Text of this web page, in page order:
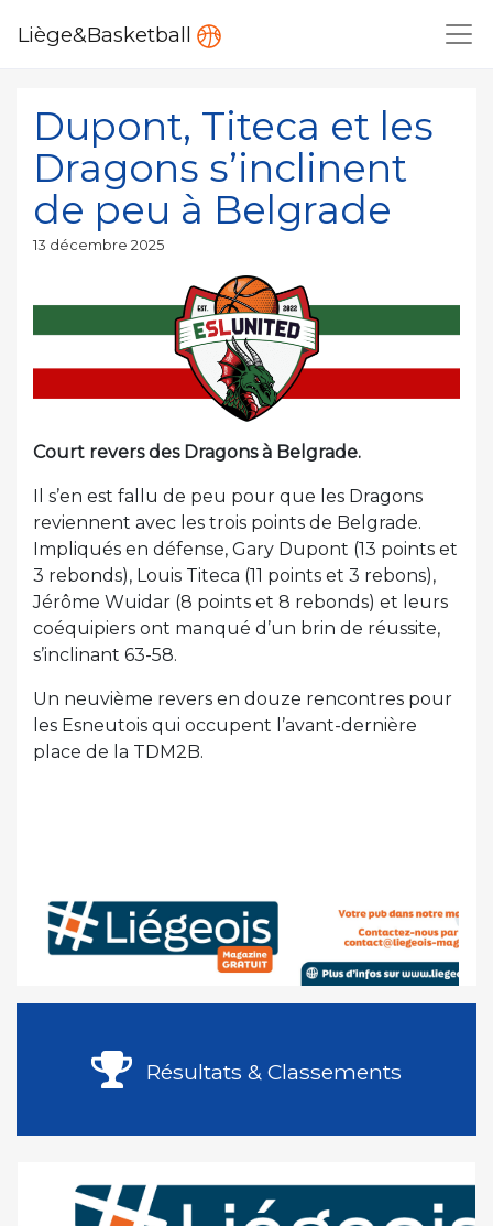
Liège&Basketball
Dupont, Titeca et les
Dragons s’inclinent
de peu à Belgrade
Publié
13 décembre 2025
Court revers des Dragons à Belgrade.
Il s’en est fallu de peu pour que les Dragons
reviennent avec les trois points de Belgrade.
Impliqués en défense, Gary Dupont (13 points et
3 rebonds), Louis Titeca (11 points et 3 rebons),
Jérôme Wuidar (8 points et 8 rebonds) et leurs
coéquipiers ont manqué d’un brin de réussite,
s’inclinant 63-58.
Un neuvième revers en douze rencontres pour
les Esneutois qui occupent l’avant-dernière
place de la TDM2B.
Résultats & Classements